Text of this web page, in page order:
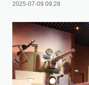
2025-07-09 09:28